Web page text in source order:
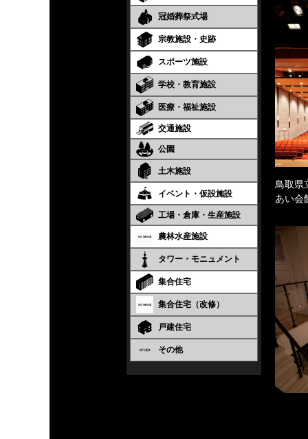
冠婚葬祭式場
宗教施設・史跡
スポーツ施設
学校・教育施設
医療・福祉施設
交通施設
公園
土木施設
イベント・仮設施設
工場・倉庫・生産施設
農林水産施設
タワー・モニュメント
集合住宅
集合住宅（改修）
戸建住宅
その他
鳥取県
あい会